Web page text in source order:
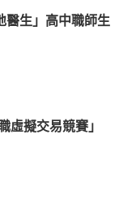
醫生」高中職師生
虛擬交易競賽」